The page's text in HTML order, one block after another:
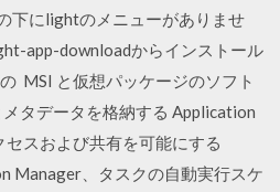
下にlightのメニューがありませ
app-downloadからインストール
MSI と仮想パッケージのソフト
タデータを格納する Application
スおよび共有を可能にする
Manager、タスクの自動実行スケ